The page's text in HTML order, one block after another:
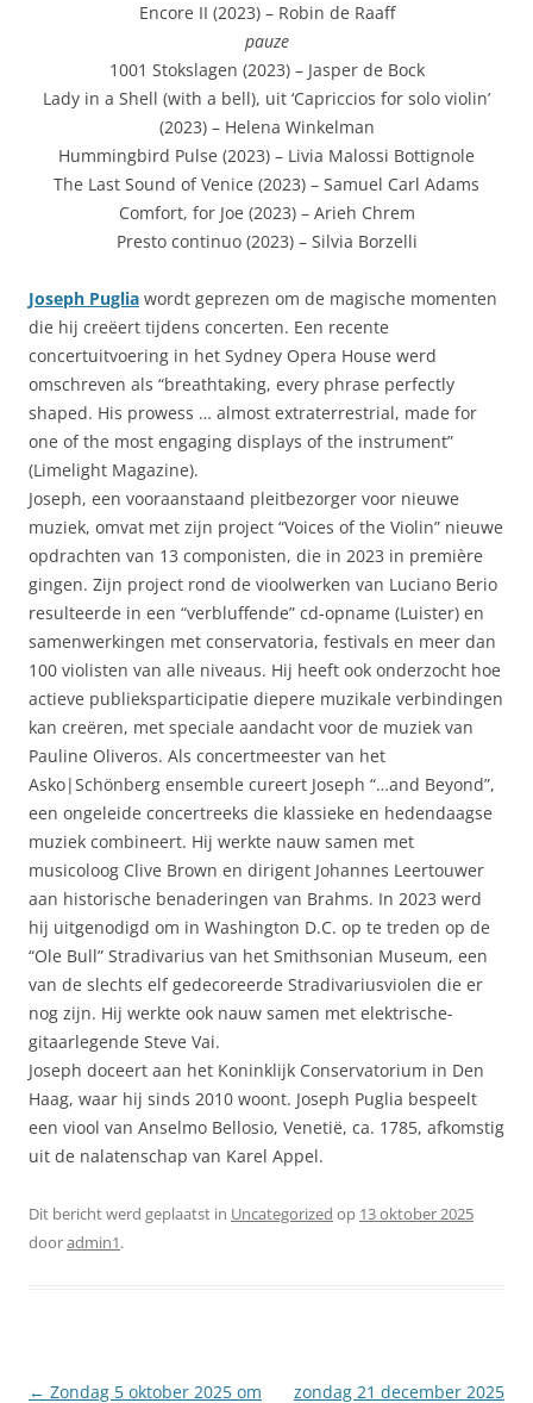
Encore II (2023) – Robin de Raaff
pauze
1001 Stokslagen (2023) – Jasper de Bock
Lady in a Shell (with a bell), uit ‘Capriccios for solo violin’
(2023) – Helena Winkelman
Hummingbird Pulse (2023) – Livia Malossi Bottignole
The Last Sound of Venice (2023) – Samuel Carl Adams
Comfort, for Joe (2023) – Arieh Chrem
Presto continuo (2023) – Silvia Borzelli
Joseph Puglia wordt geprezen om de magische momenten
die hij creëert tijdens concerten. Een recente
concertuitvoering in het Sydney Opera House werd
omschreven als “breathtaking, every phrase perfectly
shaped. His prowess … almost extraterrestrial, made for
one of the most engaging displays of the instrument”
(Limelight Magazine).
Joseph, een vooraanstaand pleitbezorger voor nieuwe
muziek, omvat met zijn project “Voices of the Violin” nieuwe
opdrachten van 13 componisten, die in 2023 in première
gingen. Zijn project rond de vioolwerken van Luciano Berio
resulteerde in een “verbluffende” cd-opname (Luister) en
samenwerkingen met conservatoria, festivals en meer dan
100 violisten van alle niveaus. Hij heeft ook onderzocht hoe
actieve publieksparticipatie diepere muzikale verbindingen
kan creëren, met speciale aandacht voor de muziek van
Pauline Oliveros. Als concertmeester van het
Asko|Schönberg ensemble cureert Joseph “…and Beyond”,
een ongeleide concertreeks die klassieke en hedendaagse
muziek combineert. Hij werkte nauw samen met
musicoloog Clive Brown en dirigent Johannes Leertouwer
aan historische benaderingen van Brahms. In 2023 werd
hij uitgenodigd om in Washington D.C. op te treden op de
“Ole Bull” Stradivarius van het Smithsonian Museum, een
van de slechts elf gedecoreerde Stradivariusviolen die er
nog zijn. Hij werkte ook nauw samen met elektrische-
gitaarlegende Steve Vai.
Joseph doceert aan het Koninklijk Conservatorium in Den
Haag, waar hij sinds 2010 woont. Joseph Puglia bespeelt
een viool van Anselmo Bellosio, Venetië, ca. 1785, afkomstig
uit de nalatenschap van Karel Appel.
Dit bericht werd geplaatst in Uncategorized op 13 oktober 2025
dooradmin1.
Berichtnavigatie
← Zondag 5 oktober 2025 om zondag 21 december 2025